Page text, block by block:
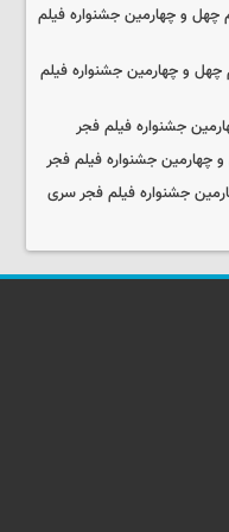
و چهارمین جشنواره فیلم
و چهارمین جشنواره فیلم
جشنواره فیلم فجر
چهارمین جشنواره فیلم فجر
جشنواره فیلم فجر سری